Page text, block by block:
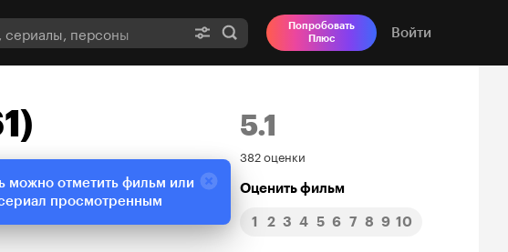
Попробовать
Плюс
Войти
5.1
Рейтинг
Кинопоиска
5.1
382 оценки
Оценить фильм
1 2 3 4 5 6 7 8 9 10
можно отметить фильм или
просмотренным